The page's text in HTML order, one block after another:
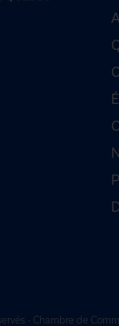
- Chambre de